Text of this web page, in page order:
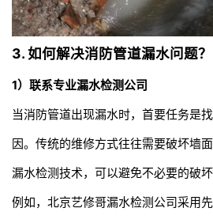
3. 如何解决消防管道漏水问题？
1）联系专业漏水检测公司
当消防管道出现漏水时，首要任务是
因。传统的维修方式往往需要破坏墙
漏水检测技术，可以避免不必要的破坏
例如，北京艺修哥漏水检测公司采用